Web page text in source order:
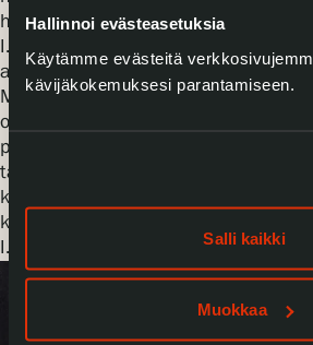
Hallinnoi evästeasetuksia
Käytämme evästeitä
kävijäkokemuksesi parantamiseen.
Salli kaikki
Muokkaa
henkilötutkielmat ikäihmisistä. Usein
I.S.:n kuvaamat hahmot ovat lisäksi
asusteisiin, jotka eivät ole
Myös eksoottisten asusteiden käyttö
osana on Rembrandtilta ja muilta
peräisin. Toinen Leidenissa yleistynyt
taiteilijoita tai oppineita
kuvaavia maalauksia
kirjoineen ja pääkalloineen, esiintyy
I.S.:n tuotannossa.